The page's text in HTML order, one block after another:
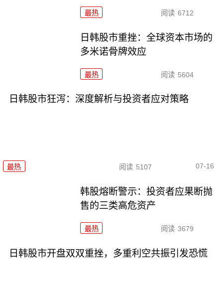
最热 阅读 6712
日韩股市重挫：全球资本市场的
多米诺骨牌效应
最热 阅读 5604
日韩股市狂泻：深度解析与投资者应对策略
最热 阅读 5107 07-16
韩股熔断警示：投资者应果断抛
售的三类高危资产
最热 阅读 3679
日韩股市开盘双双重挫，多重利空共振引发恐慌